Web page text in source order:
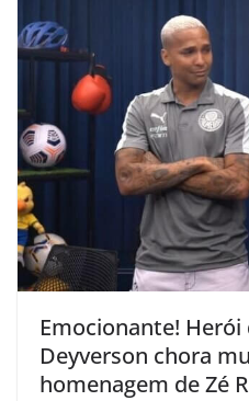
Emocionante! Herói
Deyverson chora
homenagem de Zé